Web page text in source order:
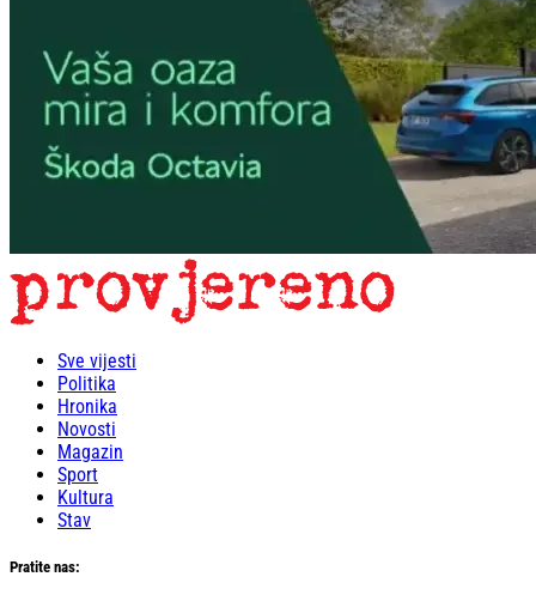
Sve vijesti
Politika
Hronika
Novosti
Magazin
Sport
Kultura
Stav
Pratite nas: